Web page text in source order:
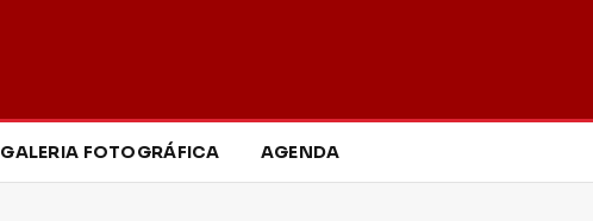
GALERIA FOTOGRÁFICA AGENDA